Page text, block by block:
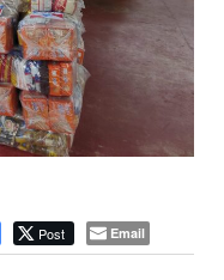
Post Email